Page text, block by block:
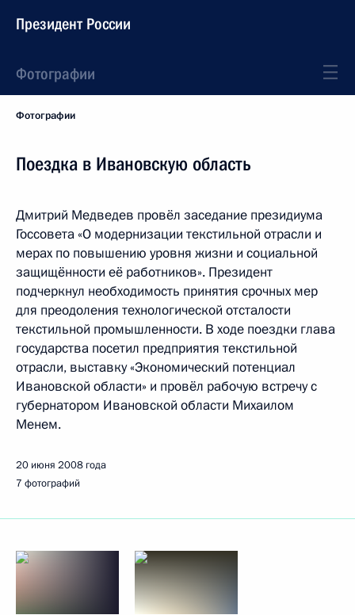
Президент России
Фотографии
Фотографии
Поездка в Ивановскую область
Дмитрий Медведев провёл заседание президиума
Госсовета «О модернизации текстильной отрасли и
мерах по повышению уровня жизни и социальной
защищённости её работников». Президент
подчеркнул необходимость принятия срочных мер
для преодоления технологической отсталости
текстильной промышленности. В ходе поездки глава
государства посетил предприятия текстильной
отрасли, выставку «Экономический потенциал
Ивановской области» и провёл рабочую встречу с
губернатором Ивановской области Михаилом
Менем.
20 июня 2008 года
7 фотографий